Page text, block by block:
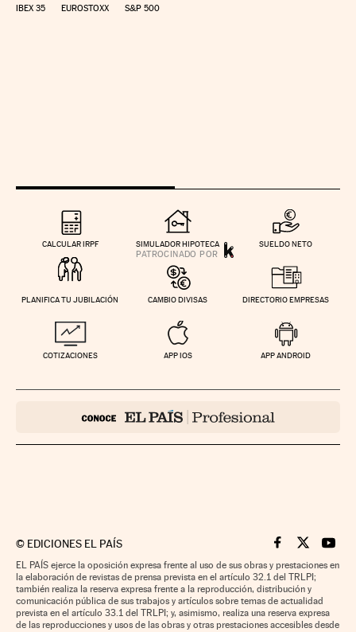
IBEX 35 EUROSTOXX S&P 500
CALCULAR IRPF SIMULADOR HIPOTECA SUELDO NETO
PLANIFICA TU JUBILACIÓN CAMBIO DIVISAS DIRECTORIO EMPRESAS
COTIZACIONES APP IOS APP ANDROID
© EDICIONES EL PAÍS Cinco Días en
Cinco Días
Cinco
EL PAÍS ejerce la oposición expresa frente al uso de sus obras y prestaciones en
la elaboración de revistas de prensa prevista en el artículo 32.1 del TRLPI;
también realiza la reserva expresa frente a la reproducción, distribución y
comunicación pública de sus trabajos y artículos sobre temas de actualidad
prevista en el artículo 33.1 del TRLPI; y, asimismo, realiza una reserva expresa
de las reproducciones y usos de las obras y otras prestaciones accesibles desde